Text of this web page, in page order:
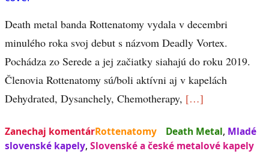
Death metal banda Rottenatomy vydala v decembri
minulého roka svoj debut s názvom Deadly Vortex.
Pochádza zo Serede a jej začiatky siahajú do roku 2019.
Členovia Rottenatomy sú/boli aktívni aj v kapelách
Dehydrated, Dysanchely, Chemotherapy, […]
Zanechaj komentárRottenatomy Death Metal, Mladé
slovenské kapely, Slovenské a české metalové kapely